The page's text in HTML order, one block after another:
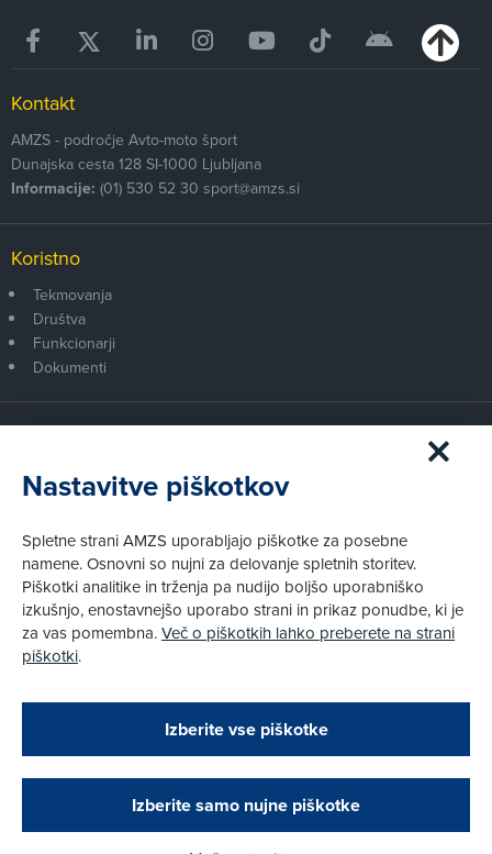
Zapri
Podarjamo vam 10 €!
Obstoječi in novi AMZS člani, ki boste v AMZS
opravili registracijo vozila, boste prejeli
vrednostno darilno kartico z dobroimetjem v višini
Kontakt
AMZS - področje Avto-moto šport
Dunajska cesta 128 SI-1000 Ljubljana
Informacije: (01) 530 52 30 sport@amzs.si
Koristno
Tekmovanja
Društva
Funkcionarji
Dokumenti
Postanite član AMZS
Zakaj (p)ostati član?
Kako vam pomagamo
Pravni vidiki
Piškotki
Pravno obvestilo
Pri spletni včlanitvi so podprta naslednja plačilna sredstva:
Nastavitve piškotkov
Spletne strani AMZS uporabljajo piškotke za posebne
namene. Osnovni so nujni za delovanje spletnih storitev.
Piškotki analitike in trženja pa nudijo boljšo uporabniško
izkušnjo, enostavnejšo uporabo strani in prikaz ponudbe, ki je
za vas pomembna.Več o piškotkih lahko preberete na strani
piškotki.
Izberite vse piškotke
Izberite samo nujne piškotke